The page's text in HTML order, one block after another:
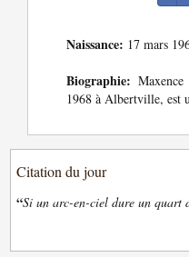
Naissance: 17 mars
Biographie:
1968 à Albertville, est
Citation du jour
“Si un arc-en-ciel dure un quart